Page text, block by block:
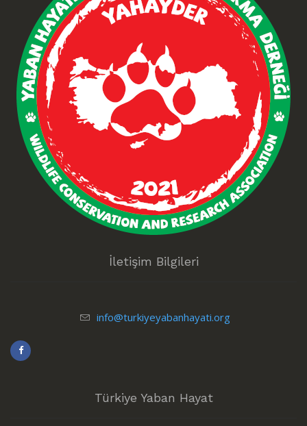
İletişim Bilgileri
info@turkiyeyabanhayati.org
Türkiye Yaban Hayat